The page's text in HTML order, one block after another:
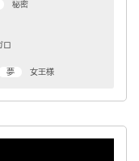
秘密
夢 女王様